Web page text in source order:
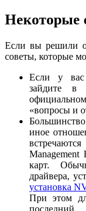
Некоторые
Если вы решили
советы, которые
Если у вас
зайдите в
«вопросы и
иное
Management
карт.
драйвера,
установка
При этом